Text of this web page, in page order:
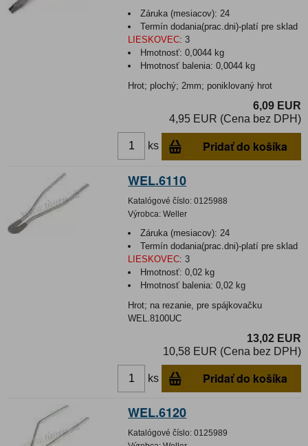
Záruka (mesiacov): 24
Termín dodania(prac.dni)-platí pre sklad
LIESKOVEC: 3
Hmotnosť:0,0044 kg
Hmotnosť balenia:0,0044 kg
Hrot; plochý; 2mm; poniklovaný hrot
6,09 EUR
4,95 EUR (Cena bez DPH)
ks Pridať do košíka
WEL.6110
Katalógové číslo: 0125988
Výrobca: Weller
Záruka (mesiacov): 24
Termín dodania(prac.dni)-platí pre sklad
LIESKOVEC: 3
Hmotnosť:0,02 kg
Hmotnosť balenia:0,02 kg
Hrot; na rezanie, pre spájkovačku
WEL.8100UC
13,02 EUR
10,58 EUR (Cena bez DPH)
ks Pridať do košíka
WEL.6120
Katalógové číslo: 0125989